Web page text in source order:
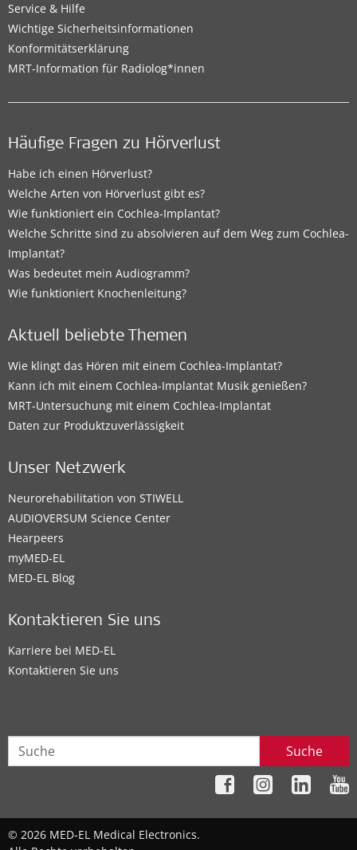
Service & Hilfe
Wichtige Sicherheitsinformationen
Konformitätserklärung
MRT-Information für Radiolog*innen
Häufige Fragen zu Hörverlust
Habe ich einen Hörverlust?
Welche Arten von Hörverlust gibt es?
Wie funktioniert ein Cochlea-Implantat?
Welche Schritte sind zu absolvieren auf dem Weg zum Cochlea-
Implantat?
Was bedeutet mein Audiogramm?
Wie funktioniert Knochenleitung?
Aktuell beliebte Themen
Wie klingt das Hören mit einem Cochlea-Implantat?
Kann ich mit einem Cochlea-Implantat Musik genießen?
MRT-Untersuchung mit einem Cochlea-Implantat
Daten zur Produktzuverlässigkeit
Unser Netzwerk
Neurorehabilitation von STIWELL
AUDIOVERSUM Science Center
Hearpeers
myMED‑EL
MED-EL Blog
Kontaktieren Sie uns
Karriere bei MED-EL
Kontaktieren Sie uns
Suche
© 2026 MED-EL Medical Electronics.